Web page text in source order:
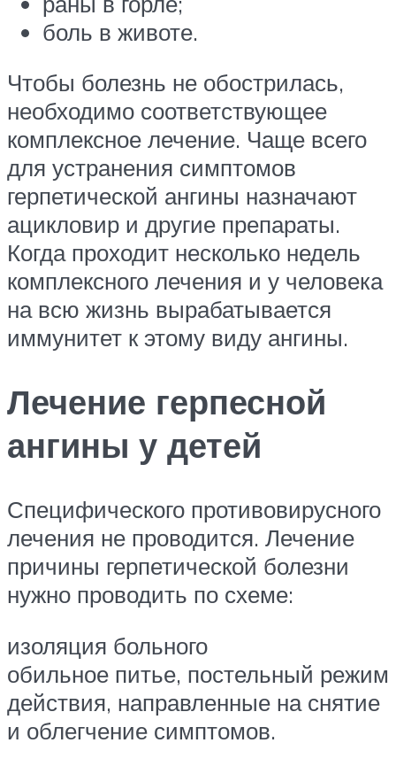
боль в животе.
Чтобы болезнь не обострилась,
необходимо соответствующее
комплексное лечение. Чаще всего
для устранения симптомов
герпетической ангины назначают
ацикловир и другие препараты.
Когда проходит несколько недель
комплексного лечения и у человека
на всю жизнь вырабатывается
иммунитет к этому виду ангины.
Лечение герпесной
ангины у детей
Специфического противовирусного
лечения не проводится. Лечение
причины герпетической болезни
нужно проводить по схеме:
изоляция больного
обильное питье, постельный режим
действия, направленные на снятие
и облегчение симптомов.